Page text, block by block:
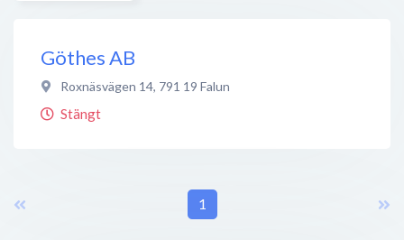
Göthes AB
Roxnäsvägen 14, 791 19 Falun
Stängt
1